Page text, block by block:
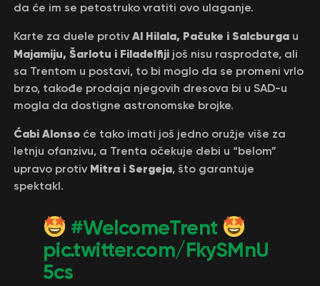
da će im se petostruko vratiti ovo ulaganje.
Karte za duele protiv Al Hilala, Pačuke i Salcburgau
Majamiju, Šarlotu i Filadelfijijoš nisu rasprodate, ali
sa Trentom u postavi, to bi moglo da se promeni vrlo
brzo, takođe prodaja njegovih dresova bi u SAD-u
mogla da dostigne astronomske brojke.
Ćabi Alonsoće tako imati još jedno oružje više za
letnju ofanzivu, a Trenta očekuje debi u “belom”
upravo protiv Mitra i Sergeja, što garantuje
spektakl.
#WelcomeTrent
pic.twitter.com/FkySMnU
5cs